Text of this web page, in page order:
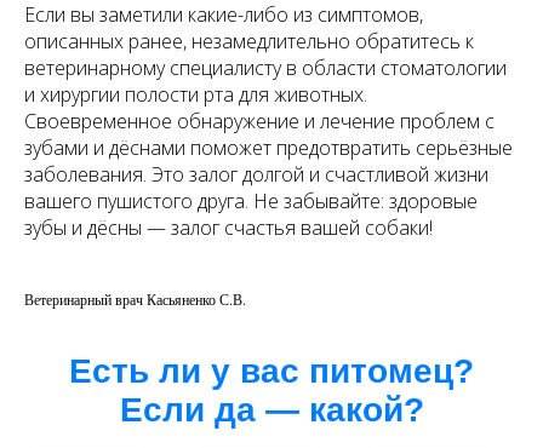
Если вы заметили какие-либо из симптомов,
описанных ранее, незамедлительно обратитесь к
ветеринарному специалисту в области стоматологии
и хирургии полости рта для животных.
Своевременное обнаружение и лечение проблем с
зубами и дёснами поможет предотвратить серьёзные
заболевания. Это залог долгой и счастливой жизни
вашего пушистого друга. Не забывайте: здоровые
зубы и дёсны — залог счастья вашей собаки!
Ветеринарный врач Касьяненко С.В.
Есть ли у вас питомец?
Если да — какой?